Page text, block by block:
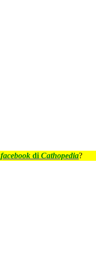
facebook di Cathopedia?